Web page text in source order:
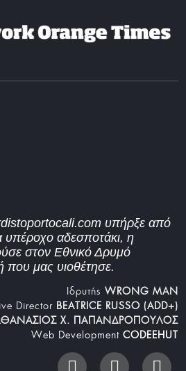
υπήρξε από
υπέροχο αδεσποτάκι, η
στον Εθνικό Δρυμό
που μας υιοθέτησε.
Iδρυτής WRONG MAN
Director BEATRICE RUSSO (ADD+)
Χ. ΠΑΠΑΝΔΡΟΠΟΥΛΟΣ
Web Development CODEEHUT